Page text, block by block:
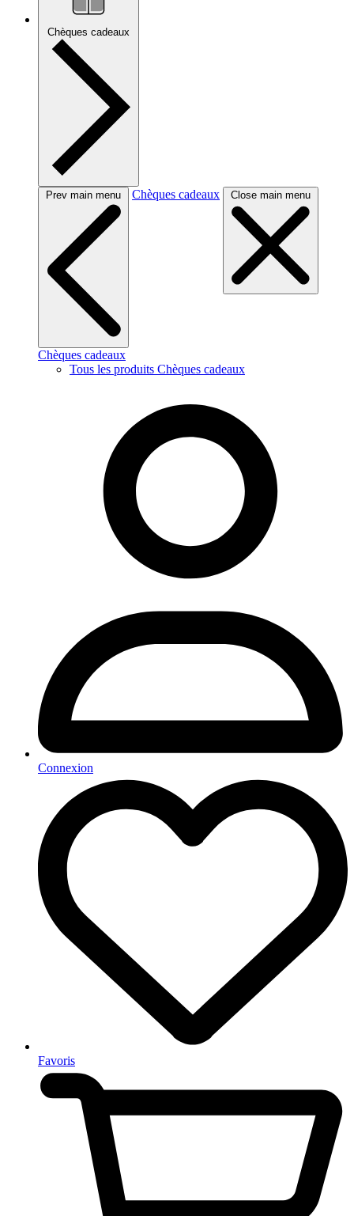
Chèques cadeaux
Prev main menu Chèques cadeaux Close main menu
Chèques cadeaux
Tous les produits Chèques cadeaux
Connexion
Favoris